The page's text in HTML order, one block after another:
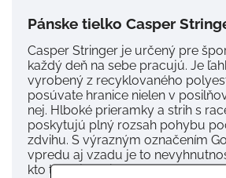
Pánske tielko Casper
Casper Stringer je určený pre
každý deň na sebe pracujú. Je
vyrobený z recyklovaného
posúvate hranice nielen v
nej. Hlboké prieramky a strih s
poskytujú plný rozsah pohybu
zdvihu. S výrazným označením
vpredu aj vzadu je to
kto trénuje s cieľom.